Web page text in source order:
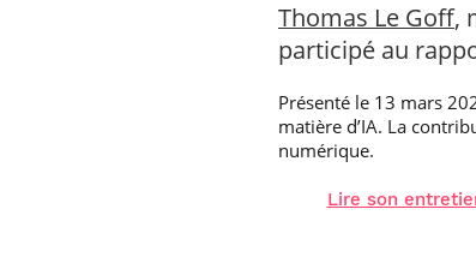
Thomas Le Goff,
participé au
Présenté le 13 mars
matière d’IA. La
numérique.
Lire son